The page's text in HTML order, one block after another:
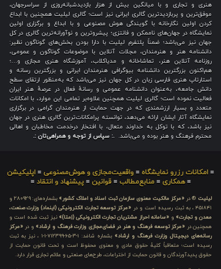
هنری و تجاری و با میانگین بیش از هزار بازدیدشبانه‌روزی از سراسرجهان،
موفق‌ترین و پربازدیدترین گالری ایرانی نیز است؛ گالری لیلیت همچنین با ابداع
کردن اولین نگارخانه با گویندگی هوش مصنوعی و با ابداع و برگزاری اولین
نمایشگاه در جهان‌های ناممکن و فانتزی؛ پیشروترین و نوآورانه‌ترین گالری در کل
جهان نیز می‌باشد؛ ضمناً پلتفرم لیلیت با دارا بودن بخش‌های گوناگون نظیر:
دانشنامه هنر و هنرمندان، مجلات آنلاین با موضوعات گوناگون و عمومی،
روزنامه آنلاین هنر، تماشاخانه و مدیاکلاب، آموزشگاه هنری مجازی و…؛
هم‌اکنون بزرگترین دانشنامه بیوگرافی هنرمندان ایرانی و بزرگترین رسانه و
استارتاپ هنری فارسی زبان در کل جهان نیز می‌باشد که به‌منظور ارتقای سطح
دانش جامعه، به‌عنوان دانشنامه عمومی و رسانهٔ فعال در عرصهٔ هنر ایران
فعالیت نموده است؛ گالری لیلیت همچنین علاوه‌بر تمامی این موارد، با امکانات
متعدد و بسیار ارزشمندی که در جهت حمایت از هنرمندان گرامی در برگزاری
نمایشگاه آثار ایشان ارائه می‌دهد، توانسته پرامکانات‌ترین گالری هنری در جهان
نیز باشد، که با توکل به خداوند متعال، با افتخار درخدمت مخاطبان و اهالی
محترم فرهنگ و هنر بوده و می‌باشد. .: سپاس از توجه و همراهی‌تان :.
≡ امکانات رزرو نمایشگاه ≡ واقعیت‌مجازی و هوش‌مصنوعی ≡ اپلیکیشن
≡همکاری ≡منابع‌مطالب ≡قوانین ≡پیشنهاد و انتقاد ≡
لیلیت ® در «مرکز مالکیت معنوی سازمان ثبت اسناد و املاک کشور»
بشماره‌های: ۲۸۰۹۲۹ و
۴۵۱۸۴۱ ، به ثبت رسیده است و در
«مرکز توسعه تجارت الکترونیکی (اینماد) وزارت صنعت،
معدن و تجارت» و «سامانه احراز مشتریان تجارت الکترونیکی (اِمتا)» نیز ثبت شده است و
همچنین در «مرکز توسعه فرهنگ و هنر در فضای‌مجازی وزارت فرهنگ و ارشاد» و در«مرکز
رسانه‌های دیجیتال وزارت فرهنگ و ارشاد»
بشماره شامَد: ۱-۳-۶۵-۷۱۲۳۹۹-۱-۱ ، نیز به ثبت
رسیده است؛ متعاقباً کلیهٔ حقوق مادی و معنوی محفوظ است و تحت قانون حمایت از
حقوق پدیدآورندگان و قانون حمایت از اختراعات، طرح‌های صنعتی و علائم تجاری قرار دارد.